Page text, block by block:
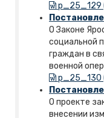
p_25_129
О Законе
социальной
граждан в
военной
p_25_130
О проекте
внесении